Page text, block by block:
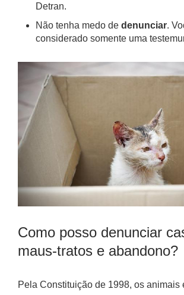
Detran.
Não tenha medo de denunciar.
considerado somente uma
Como posso denunciar
maus-tratos e abandono?
Pela Constituição de 1998, os animais